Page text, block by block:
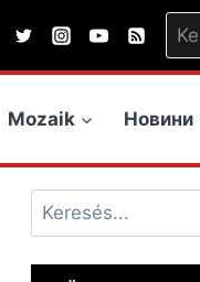
Mozaik Новини
Keresés